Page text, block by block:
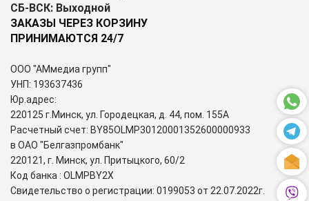
СБ-ВСК: Выходной
ЗАКАЗЫ ЧЕРЕЗ КОРЗИНУ
ПРИНИМАЮТСЯ 24/7
ООО "АМмедиа групп"
УНП: 193637436
Юр.адрес:
220125 г.Минск, ул. Городецкая, д. 44, пом. 155А
Расчетный счет: BY85OLMP30120001352600000933
в ОАО "Белгазпромбанк"
220121, г. Минск, ул. Притыцкого, 60/2
Код банка : OLMPBY2X
Свидетельство о регистрации: 0199053 от 22.07.2022г.